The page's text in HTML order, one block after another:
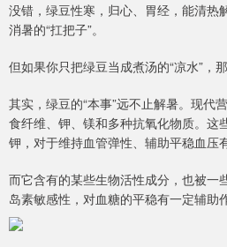
没错，绿豆性寒，归心、胃经，能清热
消暑的“扛把子”。
但如果你只把绿豆当成煮汤的“凉水”，
其实，绿豆的“本事”远不止解暑。现代
食纤维、钾、镁和多种抗氧化物质。这
钾，对于维持血管弹性、辅助平稳血压
而它含有的某些生物活性成分，也被一
岛素敏感性，对血糖的平稳有一定辅助